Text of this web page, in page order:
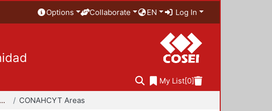
Options Collaborate EN Log In
My List[0]
Libros - Colectivo de Docencia Principios Básicos del Diseño CONAHCYT Areas